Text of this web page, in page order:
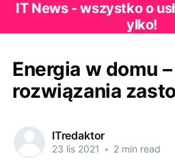
IT News - wszystko o
ylko!
Energia w domu
rozwiązania
ITredaktor
23 lis 2021 • 2 min read